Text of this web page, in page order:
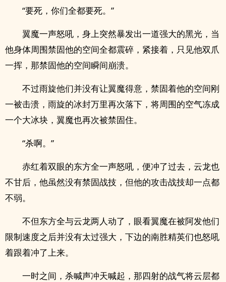
“要死，你们全都要死。”
翼魔一声怒吼，身上突然暴发出一道强大的黑光，当
他身体周围禁固他的空间全都震碎，紧接着，只见他双爪
一挥，那禁固他的空间瞬间崩溃。
不过雨旋他们并没有让翼魔得意，禁固着他的空间刚
一被击溃，雨旋的冰封万里再次落下，将周围的空气冻成
一个大冰块，翼魔也再次被禁固住。
“杀啊。”
赤红着双眼的东方全一声怒吼，便冲了过去，云龙也
不甘后，他虽然没有禁固战技，但他的攻击战技却一点都
不弱。
不但东方全与云龙两人动了，眼看翼魔在被阿发他们
限制速度之后并没有太过强大，下边的南胜精英们也怒吼
着跟着冲了上来。
一时之间，杀喊声冲天喊起，那四射的战气将云层都